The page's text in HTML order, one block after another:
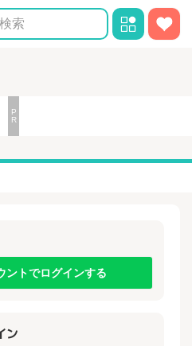
ントでログインする
ン